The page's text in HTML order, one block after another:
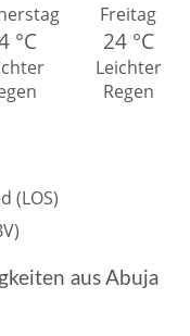
°C
Freitag
24 °C
Leichter
Regen
Int. Flughafen Murtala Muhammed (LOS)
(ABV)
aus Abuja